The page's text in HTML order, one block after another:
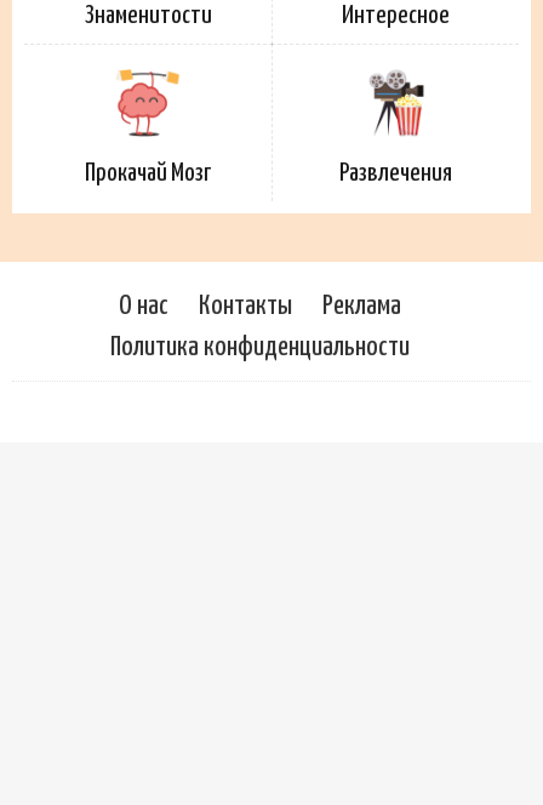
Знаменитости Интересное
Прокачай Мозг Развлечения
О нас Контакты
Реклама
Политика конфиденциальности